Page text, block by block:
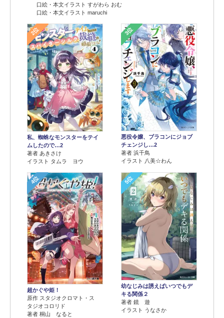
口絵・本文イラスト すがわら おむ
口絵・本文イラスト maruchi
2位
私、蜘蛛なモンスターをテイ
ムしたので…2
著者 あきさけ
イラスト タムラ ヨウ
3位
悪役令嬢、ブラコンにジョブ
チェンジし…2
著者 浜千鳥
イラスト 八美☆わん
4位
超かぐや姫！
原作 スタジオクロマト・ス
タジオコロリド
著者 桐山 なると
5位
幼なじみは誘えばいつでもデ
キる関係２
著者 鏡 遊
イラスト うなさか